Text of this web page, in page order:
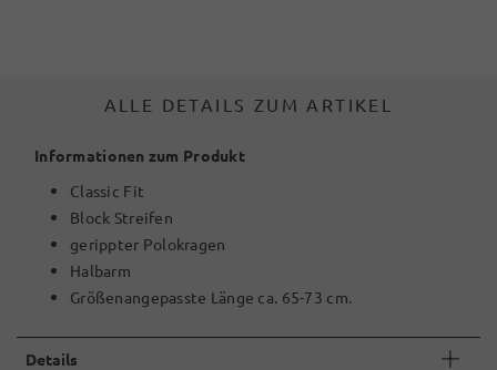
ALLE DETAILS ZUM ARTIKEL
Informationen zum Produkt
Classic Fit
Block Streifen
gerippter Polokragen
Halbarm
Größenangepasste Länge ca. 65-73 cm.
Details